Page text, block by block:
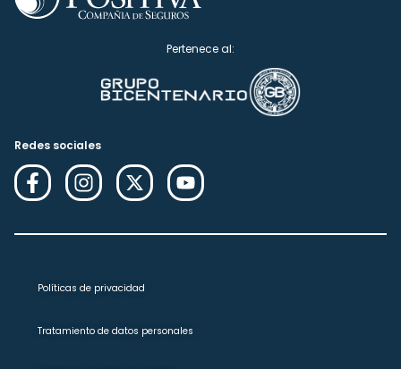
Pertenece al:
Redes sociales
Políticas de privacidad
Tratamiento de datos personales